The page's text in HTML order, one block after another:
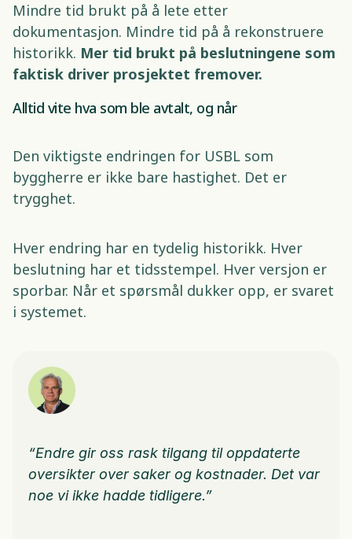
Mindre tid brukt på å lete etter
dokumentasjon. Mindre tid på å rekonstruere
historikk. Mer tid brukt på beslutningene som
faktisk driver prosjektet fremover.
Alltid vite hva som ble avtalt, og når
Den viktigste endringen for USBL som
byggherre er ikke bare hastighet. Det er
trygghet.
Hver endring har en tydelig historikk. Hver
beslutning har et tidsstempel. Hver versjon er
sporbar. Når et spørsmål dukker opp, er svaret
i systemet.
“Endre gir oss rask tilgang til oppdaterte
oversikter over saker og kostnader. Det var
noe vi ikke hadde tidligere.”